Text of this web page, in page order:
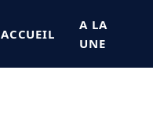
ACCUEIL
A LA
UNE